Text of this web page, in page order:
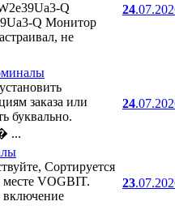
Q
Q Монитор
не
24
заказа или
буквально.
...
24
Сортируется
VOGBIT.
включение
23